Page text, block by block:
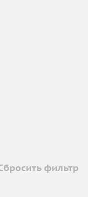
фильтр